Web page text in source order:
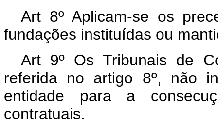
Art 8º Aplicam-se os
fundações instituídas ou
Art 9º Os Tribunais de
referida no artigo 8º, não
entidade para a
contratuais.